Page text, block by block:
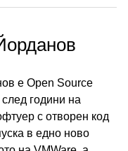
е Open Source
след години на
с отворен код
в едно ново